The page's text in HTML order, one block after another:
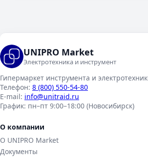
UNIPRO Market
Электротехника и инструмент
Гипермаркет инструмента и
Телефон: 8 (800) 550-54-80
E-mail: info@unitraid.ru
График: пн–пт 9:00–18:00 (Новосибирск)
О компании
О UNIPRO Market
Документы